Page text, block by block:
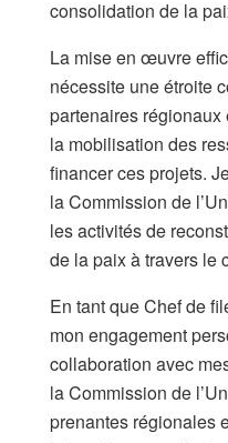
consolidation de la
La mise en œuvre
nécessite une étroite
partenaires
la mobilisation des
financer ces projets.
la Commission de
les activités de
de la paix à travers le
En tant que Chef de
mon engagement
collaboration avec
la Commission de
prenantes régionales